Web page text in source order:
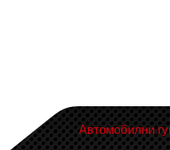
Автомобилни